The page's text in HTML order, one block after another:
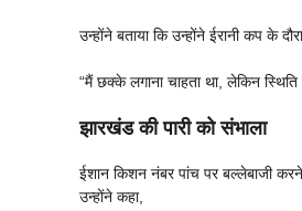
उन्होंने बताया कि उन्होंने ईरानी कप के
“मैं छक्के लगाना चाहता था, लेकिन
झारखंड की पारी को संभाला
ईशान किशन नंबर पांच पर बल्लेबाजी
उन्होंने कहा,